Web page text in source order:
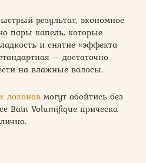
результат, экономное
пары капель, которые
и снятие «эффекта
– достаточно
на влажные волосы.
локонов могут обойтись без
Bain Volumifique прическа